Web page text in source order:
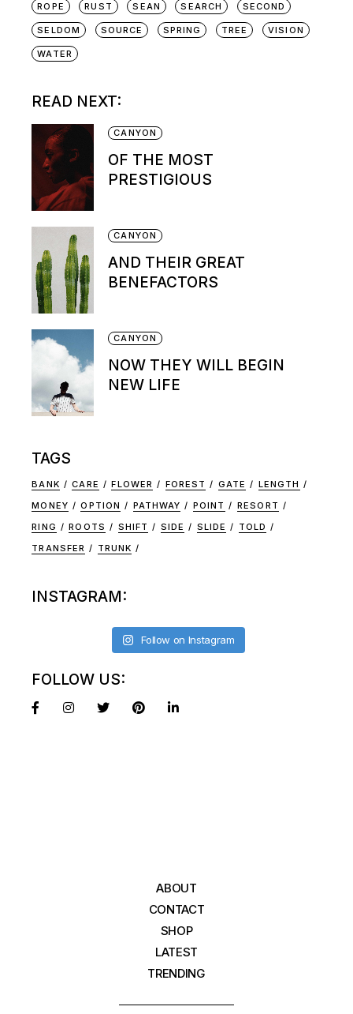
ROPE RUST SEAN SEARCH SECOND
SELDOM SOURCE SPRING TREE VISION
WATER
READ NEXT:
CANYON
OF THE MOST
PRESTIGIOUS
CANYON
AND THEIR GREAT
BENEFACTORS
CANYON
NOW THEY WILL BEGIN
NEW LIFE
TAGS
BANK CARE FLOWER FOREST GATE
LENGTH
MONEY
OPTION PATHWAY POINT
RESORT
RING
ROOTS SHIFT SIDE SLIDE
TOLD
TRANSFER
TRUNK
INSTAGRAM:
Follow on Instagram
FOLLOW US:
ABOUT
CONTACT
SHOP
LATEST
TRENDING